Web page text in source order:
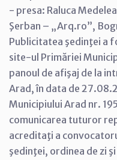
- presa: Raluca
Şerban – „Arq.ro”,
Publicitatea şedinţei a
site-ul Primăriei
panoul de afişaj de la
Arad, în data de
Municipiului Arad nr.
comunicarea tuturor
acreditaţi a
şedinţei, ordinea de zi